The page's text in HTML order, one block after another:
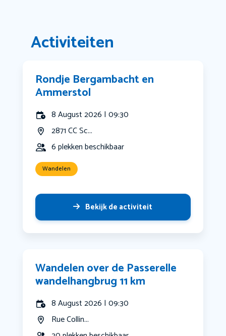
Activiteiten
Rondje Bergambacht en
Ammerstol
8 August 2026 | 09:30
2871 CC Sc...
6 plekken beschikbaar
Wandelen
Bekijk de activiteit
Wandelen over de Passerelle
wandelhangbrug 11 km
8 August 2026 | 09:30
Rue Collin...